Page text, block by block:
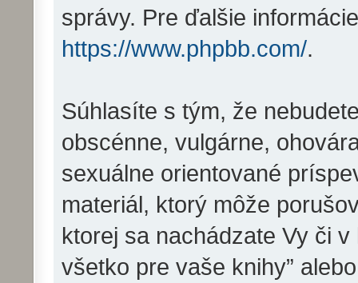
správy. Pre ďalšie
https://www.phpbb.com/.
Súhlasíte s tým, že
obscénne, vulgárne,
sexuálne orientované
materiál, ktorý môže
ktorej sa nachádzate Vy či
všetko pre vaše knihy”